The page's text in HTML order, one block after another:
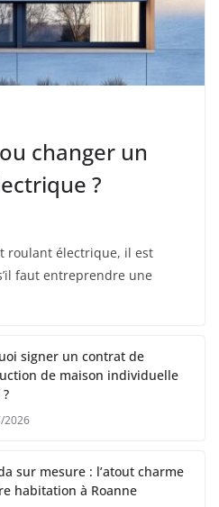
changer un
?
roulant électrique, il est
faut entreprendre une
signer un contrat de
de maison individuelle
2026
sur mesure : l’atout charme
habitation à Roanne